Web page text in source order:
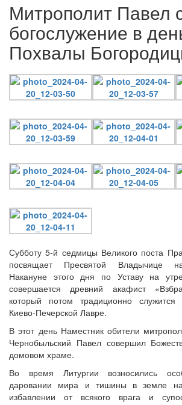
Онлайн трансляции
Веб-камеры
12 сентября 2015
12 сентября 2015
12 сентября 2015
12 сентября 2015 Название трансляции
12 сентября 2015Название трансляции
12 сентября 2015 Название трансляции
12 сентября 2015Название трансляции
Перейти к архиву
Митрополит Павел
богослужение в
Похвалы
Субботу 5-й седмицы Великого поста
посвящает Пресвятой Владычице
Накануне этого дня по Уставу на
совершается древний акафист
который потом традиционно
Киево-Печерской Лавре.
В этот день Наместник обители
Чернобыльский Павел совершил
домовом храме.
Во время Литургии возносились
даровании мира и тишины в земле
избавлении от всякого врага и